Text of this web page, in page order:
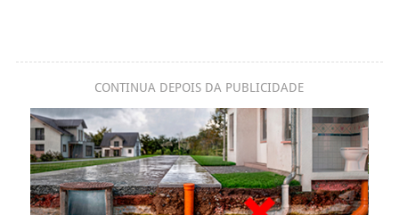
CONTINUA DEPOIS DA PUBLICIDADE